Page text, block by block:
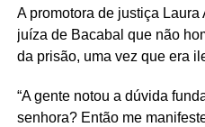
A promotora de justiça
juíza de Bacabal que não
da prisão, uma vez que era
“A gente notou a dúvida
senhora? Então me